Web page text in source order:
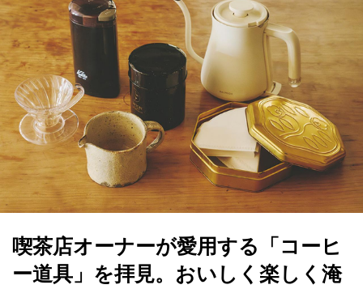
喫茶店オーナーが愛用する「コーヒ
ー道具」を拝見。おいしく楽しく淹